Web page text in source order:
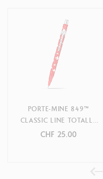
PORTE-MINE 849™
CLASSIC LINE TOTALLY
SWISS
CHF 25.00